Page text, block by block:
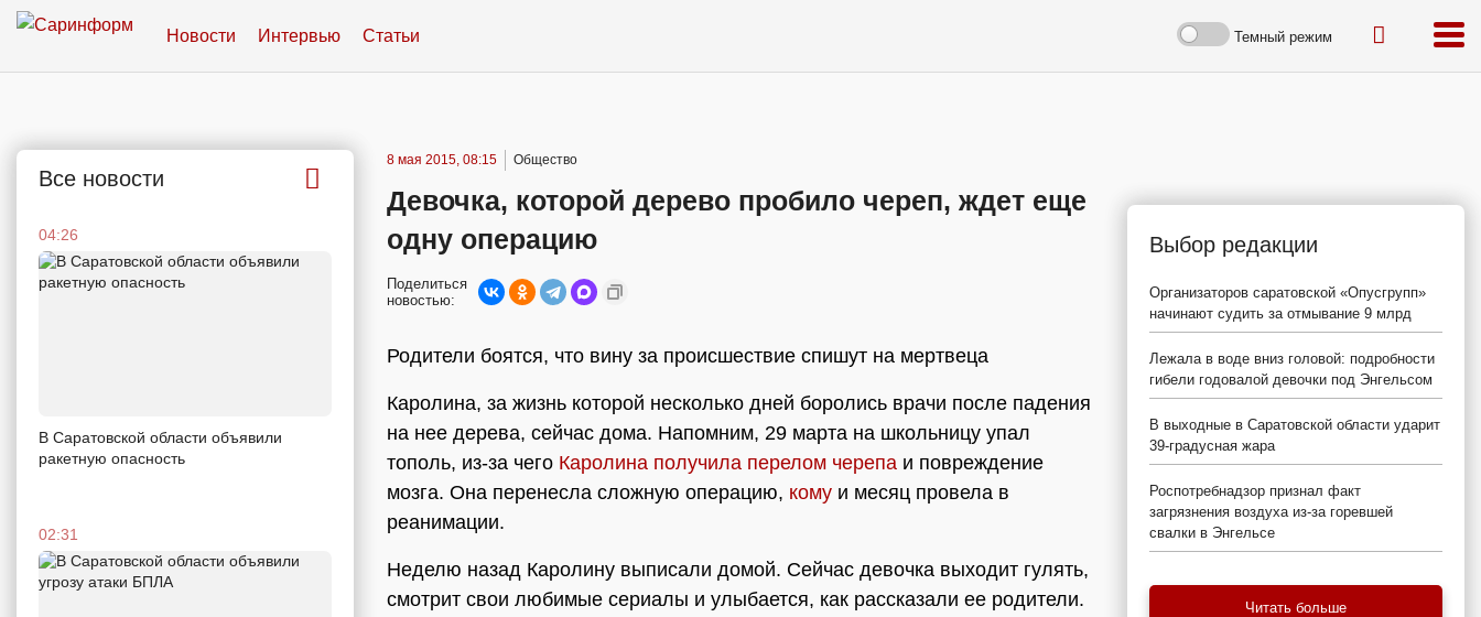
Новости Интервью Статьи Темный режим
Все новости
04:26
В Саратовской области объявили
ракетную опасность
02:31
8 мая 2015, 08:15 Общество
Девочка, которой дерево пробило череп, ждет еще
одну операцию
Поделиться
новостью:
Родители боятся, что вину за происшествие спишут на мертвеца
Каролина, за жизнь которой несколько дней боролись врачи после падения
на нее дерева, сейчас дома. Напомним, 29 марта на школьницу упал
тополь, из-за чего Каролина получила перелом черепа и повреждение
мозга. Она перенесла сложную операцию, кому и месяц провела в
реанимации.
Неделю назад Каролину выписали домой. Сейчас девочка выходит гулять,
смотрит свои любимые сериалы и улыбается, как рассказали ее родители.
Выбор редакции
Организаторов саратовской «Опусгрупп»
начинают судить за отмывание 9 млрд
Лежала в воде вниз головой: подробности
гибели годовалой девочки под Энгельсом
В выходные в Саратовской области ударит
39-градусная жара
Роспотребнадзор признал факт
загрязнения воздуха из-за горевшей
свалки в Энгельсе
Читать больше